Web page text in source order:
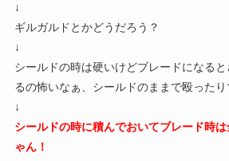
↓
ギルガルドとかどうだろう？
↓
シールドの時は硬いけどブレードになる
るの怖いなぁ、シールドのままで殴ったり
↓
シールドの時に積んでおいてブレード時
ゃん！